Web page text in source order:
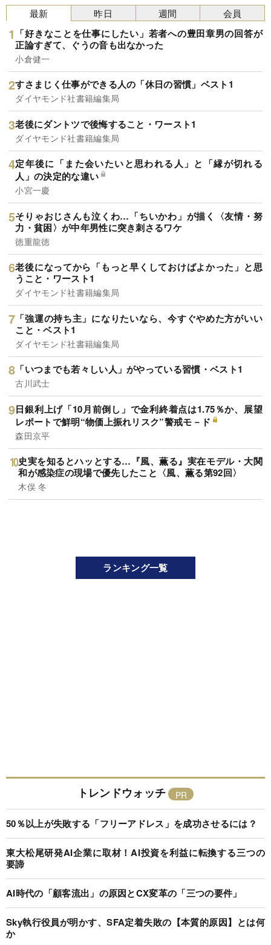
最新
「好きなことを仕事にしたい」若者への豊田章男の回答が
正論すぎて、ぐうの音も出なかった
小倉健一
すさまじく仕事ができる人の「休日の習慣」ベスト1
ダイヤモンド社書籍編集局
老後にダントツで後悔すること・ワースト1
ダイヤモンド社書籍編集局
定年後に「また会いたいと思われる人」と「縁が切れる
人」の決定的な違い
小宮一慶
そりゃおじさんも泣くわ…「ちいかわ」が描く〈友情・努
力・貧困〉が中年男性に突き刺さるワケ
徳重龍徳
老後になってから「もっと早くしておけばよかった」と思
うこと・ワースト1
ダイヤモンド社書籍編集局
「強運の持ち主」になりたいなら、今すぐやめた方がいい
こと・ベスト1
ダイヤモンド社書籍編集局
「いつまでも若々しい人」がやっている習慣・ベスト1
古川武士
日銀利上げ「10月前倒し」で金利終着点は1.75％か、展望
レポートで鮮明“物価上振れリスク”警戒モ－ド
森田京平
史実を知るとハッとする…『風、薫る』実在モデル・大関
和が感染症の現場で優先したこと〈風、薫る第92回〉
木俣 冬
昨日 週間 会員
ランキング一覧
トレンドウォッチ
50％以上が失敗する「フリーアドレス」を成功させるには？
東大松尾研発AI企業に取材！AI投資を利益に転換する三つの
要諦
AI時代の「顧客流出」の原因とCX変革の「三つの要件」
Sky執行役員が明かす、SFA定着失敗の【本質的原因】とは何
か